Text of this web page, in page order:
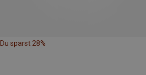
Du sparst 28%